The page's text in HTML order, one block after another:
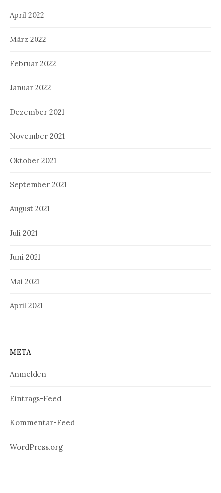
April 2022
März 2022
Februar 2022
Januar 2022
Dezember 2021
November 2021
Oktober 2021
September 2021
August 2021
Juli 2021
Juni 2021
Mai 2021
April 2021
META
Anmelden
Eintrags-Feed
Kommentar-Feed
WordPress.org